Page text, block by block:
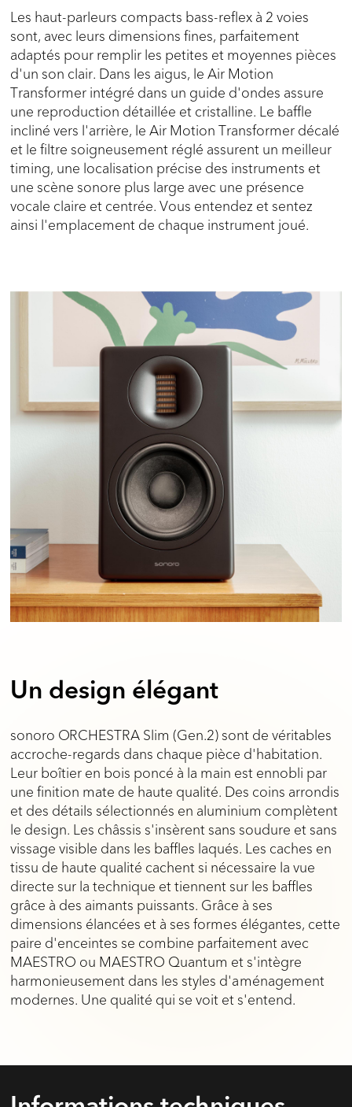
Les haut-parleurs compacts bass-reflex à 2 voies
sont, avec leurs dimensions fines, parfaitement
adaptés pour remplir les petites et moyennes pièces
d'un son clair. Dans les aigus, le Air Motion
Transformer intégré dans un guide d'ondes assure
une reproduction détaillée et cristalline. Le baffle
incliné vers l'arrière, le Air Motion Transformer décalé
et le filtre soigneusement réglé assurent un meilleur
timing, une localisation précise des instruments et
une scène sonore plus large avec une présence
vocale claire et centrée. Vous entendez et sentez
ainsi l'emplacement de chaque instrument joué.
Un design élégant
sonoro ORCHESTRA Slim (Gen.2) sont de véritables
accroche-regards dans chaque pièce d'habitation.
Leur boîtier en bois poncé à la main est ennobli par
une finition mate de haute qualité. Des coins arrondis
et des détails sélectionnés en aluminium complètent
le design. Les châssis s'insèrent sans soudure et sans
vissage visible dans les baffles laqués. Les caches en
tissu de haute qualité cachent si nécessaire la vue
directe sur la technique et tiennent sur les baffles
grâce à des aimants puissants. Grâce à ses
dimensions élancées et à ses formes élégantes, cette
paire d'enceintes se combine parfaitement avec
MAESTRO ou MAESTRO Quantum et s'intègre
harmonieusement dans les styles d'aménagement
modernes. Une qualité qui se voit et s'entend.